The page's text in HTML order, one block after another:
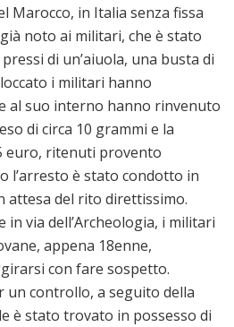
Marocco, in Italia senza fissa
noto ai militari, che è stato
di un’aiuola, una busta di
i militari hanno
al suo interno hanno rinvenuto
di circa 10 grammi e la
euro, ritenuti provento
l’arresto è stato condotto in
attesa del rito direttissimo.
in via dell’Archeologia, i militari
appena 18enne,
con fare sospetto.
un controllo, a seguito della
è stato trovato in possesso di